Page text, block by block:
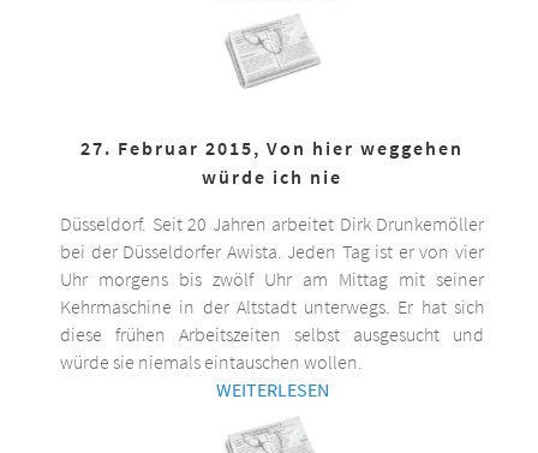
27. Februar 2015, Von hier weggehen
würde ich nie
Düsseldorf. Seit 20 Jahren arbeitet Dirk Drunkemöller
bei der Düsseldorfer Awista. Jeden Tag ist er von vier
Uhr morgens bis zwölf Uhr am Mittag mit seiner
Kehrmaschine in der Altstadt unterwegs. Er hat sich
diese frühen Arbeitszeiten selbst ausgesucht und
würde sie niemals eintauschen wollen.
WEITERLESEN